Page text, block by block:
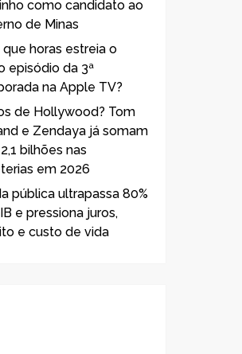
como candidato ao
de Minas
que horas estreia o
episódio da 3ª
na Apple TV?
de Hollywood? Tom
e Zendaya já somam
bilhões nas
em 2026
pública ultrapassa 80%
e pressiona juros,
e custo de vida